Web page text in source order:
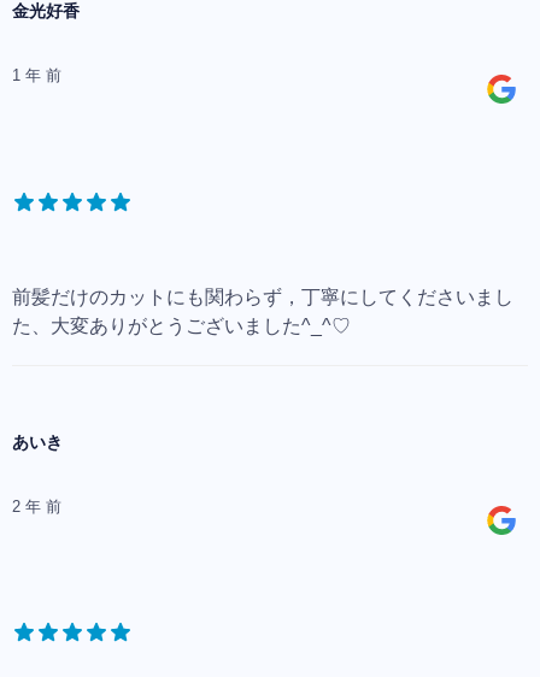
金光好香
1 年 前
前髪だけのカットにも関わらず，丁寧にしてくださいまし
た、大変ありがとうございました^_^♡
あいき
2 年 前